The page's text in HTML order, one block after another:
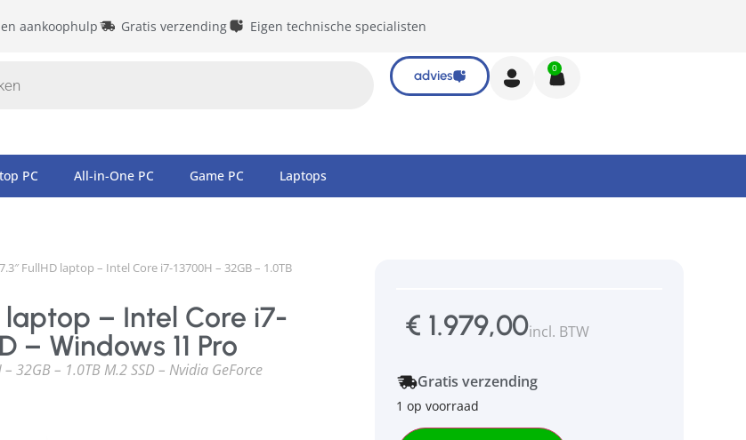
aankoophulp Gratis verzending Eigen technische specialisten
advies 0
PC All-in-One PC Game PC Laptops
FullHD laptop – Intel Core i7-13700H – 32GB – 1.0TB
laptop – Intel Core i7-
– Windows 11 Pro
32GB – 1.0TB M.2 SSD – Nvidia GeForce
€ 1.979,00incl. BTW
Gratis verzending
1 op voorraad